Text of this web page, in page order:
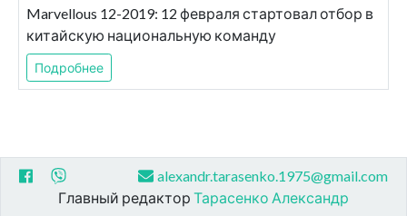
Marvellous 12-2019: 12 февраля стартовал отбор в
китайскую национальную команду
Подробнее
alexandr.tarasenko.1975@gmail.com
Главный редактор Тарасенко Александр